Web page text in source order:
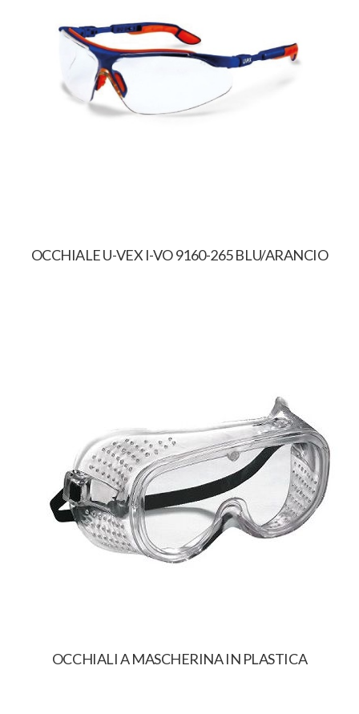
OCCHIALE U-VEX I-VO 9160-265 BLU/ARANCIO
OCCHIALI A MASCHERINA IN PLASTICA